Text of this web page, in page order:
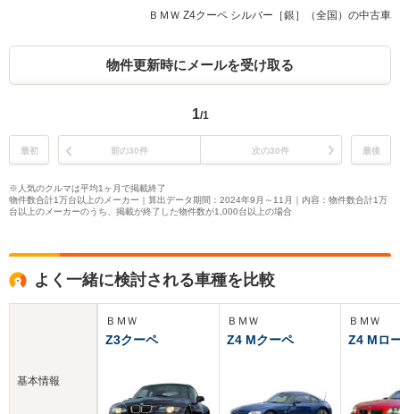
ＢＭＷ Z4クーペ シルバー［銀］（全国）の中古車
物件更新時にメールを受け取る
1/1
最初 前の30件 次の30件 最後
※人気のクルマは平均1ヶ月で掲載終了
物件数合計1万台以上のメーカー｜算出データ期間：2024年9月～11月｜内容：物件数合計1万
台以上のメーカーのうち、掲載が終了した物件数が1,000台以上の場合
よく一緒に検討される車種を比較
基本情報
ＢＭＷ
Z3クーペ
ＢＭＷ
Z4 Mクーペ
ＢＭＷ
Z4 Mロ